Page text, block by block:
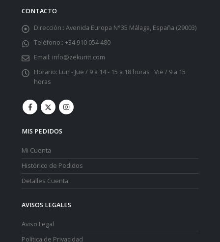
CONTACTO
Dirección:: Avenida Europa N°35 Málaga, España (29003)
Teléfono:: +34 910 054 480
Email: info@zekuritt.com
Horario: Lun - Jue / 9 a 14 - 15 a 18 horas · Vie / 9 a 15
horas
MIS PEDIDOS
Mi Cuenta
Histórico de Pedidos
Detalles Cuenta
AVISOS LEGALES
Aviso Legal
Política de Privacidad